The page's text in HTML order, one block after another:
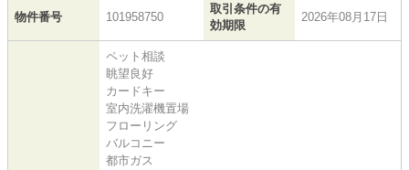
物件番号 101958750
取引条件の有
効期限
2026年08月17日
ペット相談
眺望良好
カードキー
室内洗濯機置場
フローリング
バルコニー
都市ガス